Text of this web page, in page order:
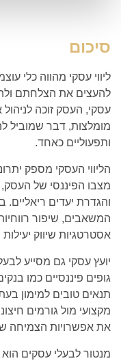
סיכום
ליווי עסקי מהווה כלי
להעצים את הצלחתם
עסקי, העסק זוכה
מומלצות, דבר שמוביל
ותפעוליים כאחד.
הליווי העסקי מספק
מצבו הפיננסי של
והגדרת יעדים ריאליים.
המשאבים, שיפור
אסטרטגיות שיווק
יועץ עסקי גם מסייע
גופים פיננסיים כמו
תנאים טובים למימון
מקצועי מול גורמים
את אפשרויות הצמיחה
מנטור לבעלי עסקים